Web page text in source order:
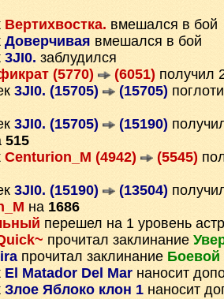
Вертихвостка. вмешался в бой
Доверчивая вмешался в бой
3JI0. заблудился
(5770) (6051) получил
3JI0. (15705) (15705)
3JI0. (15705) (15190)
515
Centurion_M (4942) (5545)
3JI0. (15190) (13504)
на 1686
перешел на 1 уровень
прочитал заклинание
прочитал заклинание Боевой
El Matador Del Mar наносит
Злое Яблоко клон 1 наносит